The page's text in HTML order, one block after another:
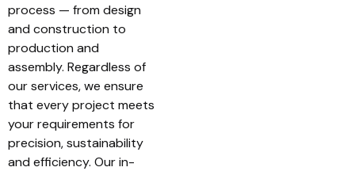
process — from design
and construction to
production and
assembly. Regardless of
our services, we ensure
that every project meets
your requirements for
precision, sustainability
and efficiency. Our in-